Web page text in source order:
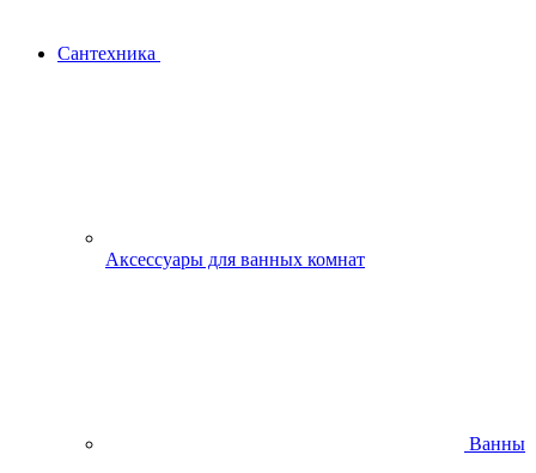
Сантехника
Аксессуары для ванных комнат
Ванны